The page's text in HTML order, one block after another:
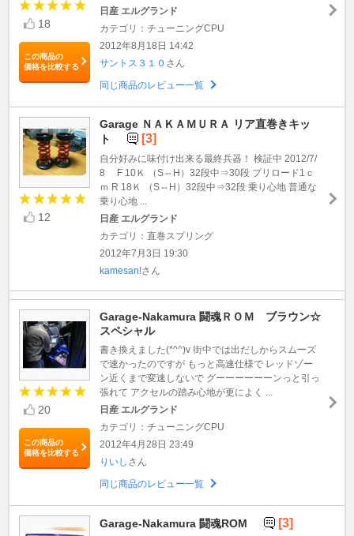
18
この商品の
価格を比較する
日産 エルグランド
カテゴリ：チューニングCPU
2012年8月18日 14:42
サントス３１０ さん
同じ商品のレビュー一覧
12
Garage ＮＡＫＡＭＵＲＡ リア直巻きキッ
ト
[3]
自分好みに味付け出来る最終兵器！ 検証中 2012/7/
8 F 10Ｋ （S⇔H）32段中⇒30段 プリロード1ｃ
ｍ R 18Ｋ （S⇔H）32段中⇒32段 乗り心地 普通な
乗り心地 ...
日産 エルグランド
カテゴリ：直巻スプリング
2012年7月3日 19:30
kamesan!さん
20
この商品の
価格を比較する
Garage-Nakamura 闘魂ＲＯＭ ブラウン☆
スペシャル
書き換えました(*^^)v 街中では出だしからスムーズ
で速かったのですが もっと高速仕様で レッドゾー
ン近くまで変速しないで グーーーーーーンっと引っ
張れて アクセルの踏み心地が更によく ...
日産 エルグランド
カテゴリ：チューニングCPU
2012年4月28日 23:49
りいし さん
同じ商品のレビュー一覧
Garage-Nakamura 闘魂ROM [3]